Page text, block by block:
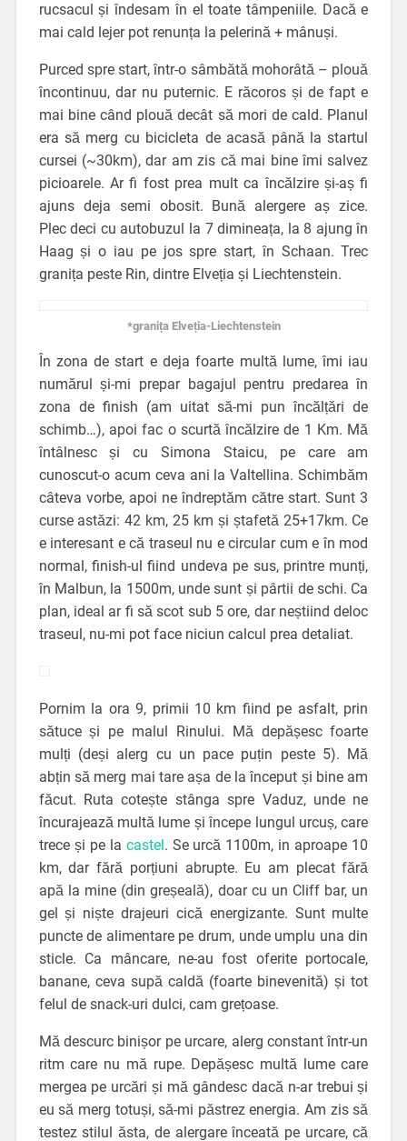
rucsacul și îndesam în el toate tâmpeniile. Dacă e
mai cald lejer pot renunța la pelerină + mânuși.
Purced spre start, într-o sâmbătă mohorâtă – plouă
încontinuu, dar nu puternic. E răcoros și de fapt e
mai bine când plouă decât să mori de cald. Planul
era să merg cu bicicleta de acasă până la startul
cursei (~30km), dar am zis că mai bine îmi salvez
picioarele. Ar fi fost prea mult ca încălzire și-aș fi
ajuns deja semi obosit. Bună alergere aș zice.
Plec deci cu autobuzul la 7 dimineața, la 8 ajung în
Haag și o iau pe jos spre start, în Schaan. Trec
granița peste Rin, dintre Elveția și Liechtenstein.
*granița Elveția-Liechtenstein
În zona de start e deja foarte multă lume, îmi iau
numărul și-mi prepar bagajul pentru predarea în
zona de finish (am uitat să-mi pun încălțări de
schimb…), apoi fac o scurtă încălzire de 1 Km. Mă
întâlnesc și cu Simona Staicu, pe care am
cunoscut-o acum ceva ani la Valtellina. Schimbăm
câteva vorbe, apoi ne îndreptăm către start. Sunt 3
curse astăzi: 42 km, 25 km și ștafetă 25+17km. Ce
e interesant e că traseul nu e circular cum e în mod
normal, finish-ul fiind undeva pe sus, printre munți,
în Malbun, la 1500m, unde sunt și pârtii de schi. Ca
plan, ideal ar fi să scot sub 5 ore, dar neștiind deloc
traseul, nu-mi pot face niciun calcul prea detaliat.
Pornim la ora 9, primii 10 km fiind pe asfalt, prin
sătuce și pe malul Rinului. Mă depășesc foarte
mulți (deși alerg cu un pace puțin peste 5). Mă
abțin să merg mai tare așa de la început și bine am
făcut. Ruta cotește stânga spre Vaduz, unde ne
încurajează multă lume și începe lungul urcuș, care
trece și pe la castel. Se urcă 1100m, in aproape 10
km, dar fără porțiuni abrupte. Eu am plecat fără
apă la mine (din greșeală), doar cu un Cliff bar, un
gel și niște drajeuri cică energizante. Sunt multe
puncte de alimentare pe drum, unde umplu una din
sticle. Ca mâncare, ne-au fost oferite portocale,
banane, ceva supă caldă (foarte binevenită) și tot
felul de snack-uri dulci, cam grețoase.
Mă descurc binișor pe urcare, alerg constant într-un
ritm care nu mă rupe. Depășesc multă lume care
mergea pe urcări și mă gândesc dacă n-ar trebui și
eu să merg totuși, să-mi păstrez energia. Am zis să
testez stilul ăsta, de alergare înceată pe urcare, că